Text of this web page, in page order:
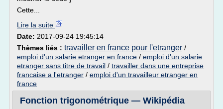
Cette...
Lire la suite
Date: 2017-09-24 19:45:14
Thèmes liés : travailler en france pour l'etranger /
emploi d'un salarie etranger en france / emploi d'un salarie
etranger sans titre de travail / travailler dans une entreprise
francaise a l'etranger / emploi d'un travailleur etranger en
france
Fonction trigonométrique — Wikipédia